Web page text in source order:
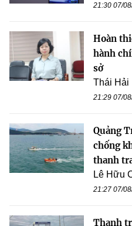
21:30 07/
Hoàn
hành
sở
Thái Hải
21:29 07/
Quảng
chống
thanh
Lê Hữu
21:27 07/
Thanh